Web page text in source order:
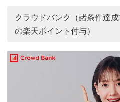
クラウドバンク（諸条件達
の楽天ポイント付与）